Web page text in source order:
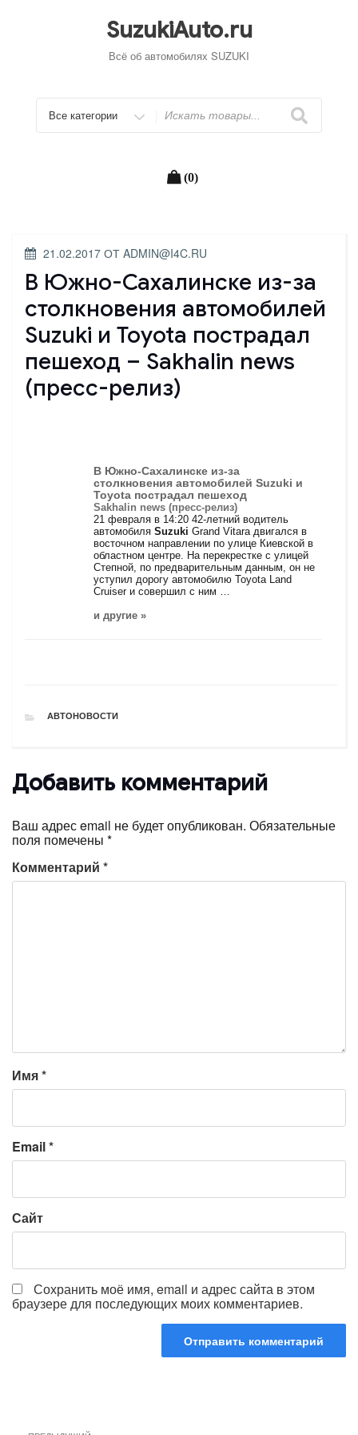
SuzukiAuto.ru
Всё об автомобилях SUZUKI
Искать
(0)
ОПУБЛИКОВАНО
21.02.2017 ОТ ADMIN@I4C.RU
В Южно-Сахалинске из-за
столкновения автомобилей
Suzuki и Toyota пострадал
пешеход – Sakhalin news
(пресс-релиз)
В Южно-Сахалинске из-за
столкновения автомобилейSuzuki и
Toyota пострадал пешеход
Sakhalin news (пресс-релиз)
21 февраля в 14:20 42-летний водитель
автомобиляSuzuki Grand Vitara двигался в
восточном направлении по улице Киевской в
областном центре. На перекрестке с улицей
Степной, по предварительным данным, он не
уступил дорогу автомобилю Toyota Land
Cruiser и совершил с ним …
и другие »
РУБРИКИ
АВТОНОВОСТИ
Добавить комментарий
Ваш адрес email не будет опубликован. Обязательные
поля помечены *
Комментарий *
Имя*
Email*
Сайт
Сохранить моё имя, email и адрес сайта в этом
браузере для последующих моих комментариев.